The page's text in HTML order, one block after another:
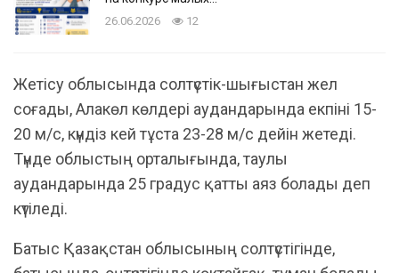
26.06.2026 12
Жетісу облысында солтүстік-шығыстан жел
соғады, Алакөл көлдері аудандарында екпіні 15-
20 м/с, күндіз кей тұста 23-28 м/с дейін жетеді.
Түнде облыстың орталығында, таулы
аудандарында 25 градус қатты аяз болады деп
күтіледі.
Батыс Қазақстан облысының солтүстігінде,